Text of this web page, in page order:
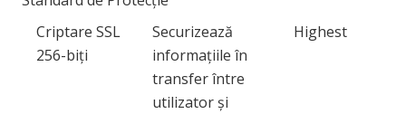
Criptare SSL
256-biți
Securizează
informațiile în
transfer între
utilizator și
Highest